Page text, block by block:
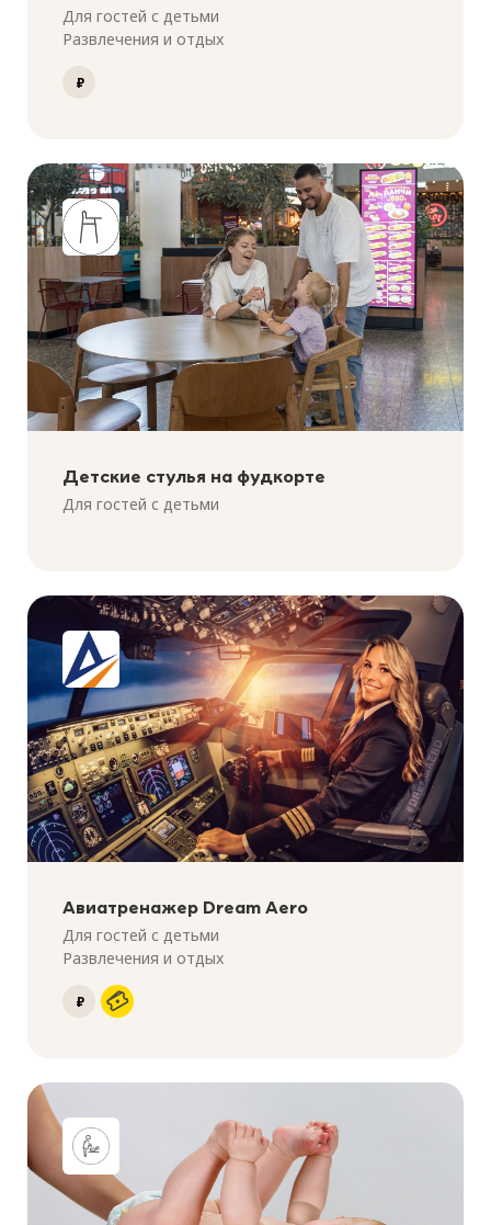
Для гостей с детьми
Развлечения и отдых
₽
Детские стулья на фудкорте
Для гостей с детьми
Авиатренажер Dream Aero
Для гостей с детьми
Развлечения и отдых
₽